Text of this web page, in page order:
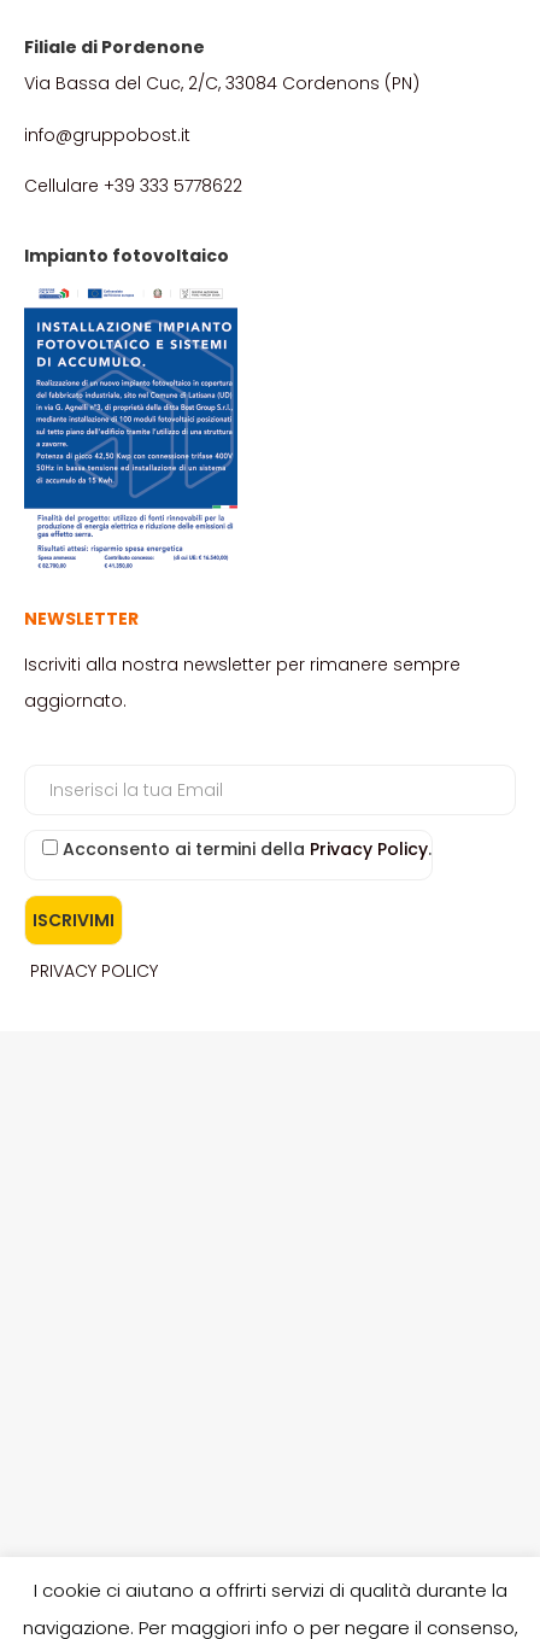
Filiale di Pordenone
Via Bassa del Cuc, 2/C, 33084 Cordenons (PN)
info@gruppobost.it
Cellulare +39 333 5778622
Impianto fotovoltaico
NEWSLETTER
Iscriviti alla nostra newsletter per rimanere sempre
aggiornato.
Acconsento ai termini della Privacy Policy.
PRIVACY POLICY
I cookie ci aiutano a offrirti servizi di qualità durante la
navigazione. Per maggiori info o per negare il consenso,